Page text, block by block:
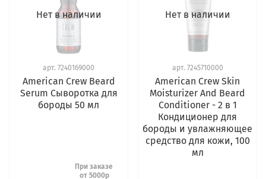
Нет в наличии
арт. 7240169000
American Crew Beard
Serum Сыворотка для
бороды 50 мл
Нет в наличии
арт. 7245710000
American Crew Skin
Moisturizer And Beard
Conditioner - 2 в 1
Кондиционер для
бороды и увлажняющее
средство для кожи, 100
мл